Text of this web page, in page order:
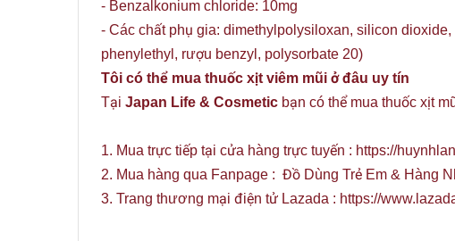
- Benzalkonium chloride: 10mg
- Các chất phụ gia: dimethylpolysiloxan, silicon
phenylethyl, rượu benzyl, polysorbate 20)
Tôi có thể mua thuốc xịt viêm mũi ở đâu uy tín
Tại Japan Life & Cosmetic bạn có thể mua thuốc xịt
1. Mua trực tiếp tại cửa hàng trực tuyến : https://
2. Mua hàng qua Fanpage : Đồ Dùng Trẻ Em & Hàng
3. Trang thương mại điện tử Lazada : https://